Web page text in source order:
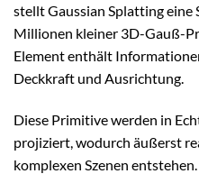
stellt Gaussian Splatting eine
Millionen kleiner 3D-Gauß-
Element enthält
Deckkraft und Ausrichtung.
Diese Primitive werden in
projiziert, wodurch äußerst
komplexen Szenen entstehen.